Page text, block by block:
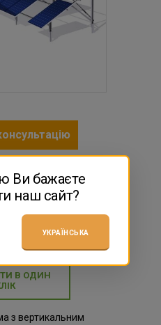
друзями:
В ОДИН
з вертикальним
Ви бажаєте
наш сайт?
УКРАЇНСЬКА